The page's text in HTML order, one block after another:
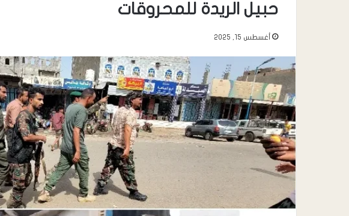
حبيل الريدة للمحروقات
أغسطس 15, 2025
هل ستعيد اتفاقية مكة رسم موازين
القوة في المنطقة؟